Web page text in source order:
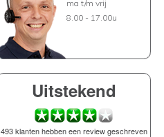
ma t/m vrij
8.00 - 17.00u
Uitstekend
493 klanten hebben een review geschreven